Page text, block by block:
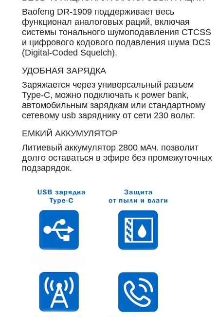
Baofeng DR-1909 поддерживает весь
функционал аналоговых раций, включая
системы тонального шумоподавления CTCSS
и цифрового кодового подавления шума DCS
(Digital-Coded Squelch).
УДОБНАЯ ЗАРЯДКА
Заряжается через универсальный разъем
Type-C, можно подключать к power bank,
автомобильным зарядкам или стандартному
сетевому usb заряднику от сети 230 вольт.
ЕМКИЙ АККУМУЛЯТОР
Литиевый аккумулятор 2800 мАч. позволит
долго оставаться в эфире без промежуточных
подзарядок.